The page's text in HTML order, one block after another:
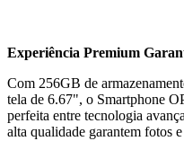
Experiência Premium
Com 256GB de
tela de 6.67", o Smartphone
perfeita entre tecnologia
alta qualidade garantem fotos